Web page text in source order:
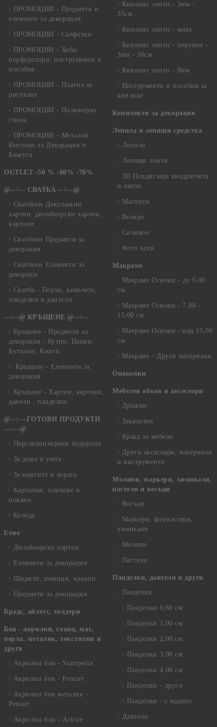
ПРОМОЦИИ - Предмети и
елементи за декорация
ПРОМОЦИИ - Салфетки
ПРОМОЦИИ - Хоби
перфоратори, инструменти и
пособия
ПРОМОЦИИ - Платна за
рисуване
ПРОМОЦИИ - Полимерна
глина
ПРОМОЦИИ - Метални
Висулки за Декорация и
Бижута
OUTLET -50 % -60% -70%
@-->-- СВАТБА --<--@
Сватбени Декупажни
хартии, дизайнерски хартии,
картони
Сватбени Предмети за
декорация
Сватбени Елементи за
декораци
Сватба - Перли, камъчета,
панделки и дантели
--<--@ КРЪЩЕНЕ @-->--
Кръщене - Предмети за
декорация - Кутии, Папки,
Бутилки, Книги
Кръщене - Елементи за
декорация
Кръщене - Хартии, картони,
данели , панделки
@--:---ГОТОВИ ПРОДУКТИ
---:--@
Персанализирани подаръци
За дома и уюта
За книгите и хората
Картички, пликове и
покани
Коледа
Етно
Дизайнерски хартии
Елементи за декорация
Ширити, шевици, канапи
Предмети за декорация
Брадс, айлетс, холдери
Бои - акрилни, гланц, мат,
перла, металик, текстилни и
други
Акрилни бои - Stamperia
Акрилни бои - Pentart
Акрилни бои металик -
Pentart
Акрилни бои - Artiste
Квилинг ленти - 3мм -
35см.
Квилинг ленти - микс
Квилинг ленти - перлени -
3мм - 30см.
Квилинг ленти - 8мм
Инструменти и пособия за
квилинг
Комплекти за декорация
Лепила и лепящи средства
Лепила
Лепящи ленти
3D Повдигащи квадратчета
и ленти
Магнити
Велкро
Силикон
Фото ъгли
Макраме
Макраме Основи - до 6,00
см
Макраме Основи - 7,00 -
15,00 см
Макраме Основи - над 15,00
см
Макраме - Други материали
Опаковки
Мебелен обков и аксесоари
Дръжки
Закачалки
Крака за мебели
Други аксесоари, материали
и инструменти
Моливи, маркери, химикали,
пастели и восъци
Восъци
Маркери, флумастери,
химикали
Моливи
Пастели
Панделки, дантели и други
Панделки
Панделки 0,60 см
Панделки 1,00 см
Панделки 2,00 см
Панделки 3,00 см
Панделки 4,00 см
Панделки - други
Панделки - с надпис
Дантели